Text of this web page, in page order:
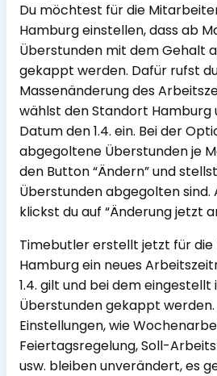
Du möchtest für die
Hamburg einstellen, dass ab
Überstunden mit dem Gehalt
gekappt werden. Dafür rufst
Massenänderung des
wählst den Standort Hamburg
Datum den 1.4. ein. Bei der
abgegoltene Überstunden je
den Button “Ändern” und
Überstunden abgegolten sind.
klickst du auf “Änderung jetzt
Timebutler erstellt jetzt für
Hamburg ein neues
1.4. gilt und bei dem eingestellt
Überstunden gekappt
Einstellungen, wie
Feiertagsregelung, Soll-
usw. bleiben unverändert, es